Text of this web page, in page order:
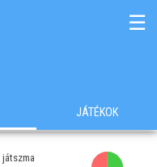
☰
JÁTÉKOK
játszma